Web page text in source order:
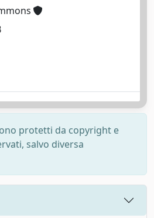
protetti da copyright e
salvo diversa